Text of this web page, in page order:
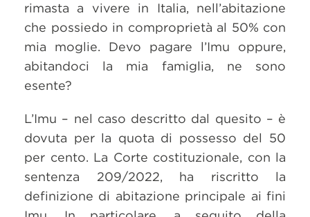
rimasta a vivere in Italia, nell’abitazione
che possiedo in comproprietà al 50% con
mia moglie. Devo pagare l’Imu oppure,
abitandoci la mia famiglia, ne sono
esente?
L’Imu – nel caso descritto dal quesito – è
dovuta per la quota di possesso del 50
per cento. La Corte costituzionale, con la
sentenza 209/2022, ha riscritto la
definizione di abitazione principale ai fini